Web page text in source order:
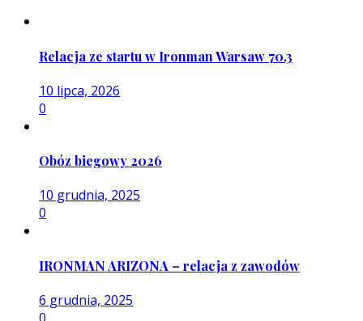
Relacja ze startu w Ironman Warsaw 70.3
10 lipca, 2026
0
Obóz biegowy 2026
10 grudnia, 2025
0
IRONMAN ARIZONA – relacja z zawodów
6 grudnia, 2025